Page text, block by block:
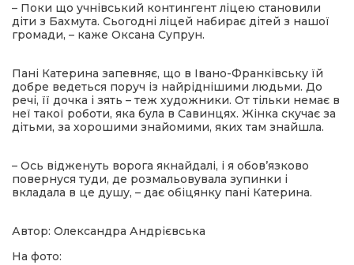
– Поки що учнівський контингент ліцею становили
діти з Бахмута. Сьогодні ліцей набирає дітей з нашої
громади, – каже Оксана Супрун.
Пані Катерина запевняє, що в Івано-Франківську їй
добре ведеться поруч із найріднішими людьми. До
речі, її дочка і зять – теж художники. От тільки немає в
неї такої роботи, яка була в Савинцях. Жінка скучає за
дітьми, за хорошими знайомими, яких там знайшла.
– Ось відженуть ворога якнайдалі, і я обов’язково
повернуся туди, де розмальовувала зупинки і
вкладала в це душу, – дає обіцянку пані Катерина.
Автор: Олександра Андрієвська
На фото: